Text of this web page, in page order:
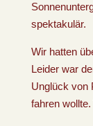
spektakulär.
Wir hatten
Leider war
Unglück von
fahren